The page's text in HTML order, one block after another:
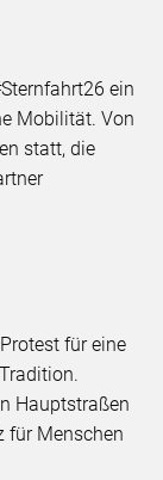
ein
Mobilität. Von
statt, die
für eine
Hauptstraßen
für Menschen